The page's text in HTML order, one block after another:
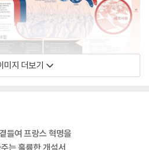
미지 더보기
들여 프랑스 혁명을
는 훌륭한 개설서